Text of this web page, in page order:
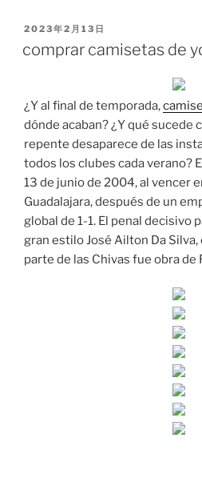
PUBLICADO
2023年2月13日
comprar camisetas de
¿Y al final de temporada,
dónde acaban? ¿Y qué sucede
repente desaparece de las
todos los clubes cada verano?
13 de junio de 2004, al vencer
Guadalajara, después de un
global de 1-1. El penal decisivo
gran estilo José Ailton Da
parte de las Chivas fue obra de